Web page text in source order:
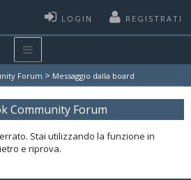
LOGIN REGISTRATI
Forum > Messaggio dalla board
Community Forum
Stai utilizzando la funzione in
e riprova.